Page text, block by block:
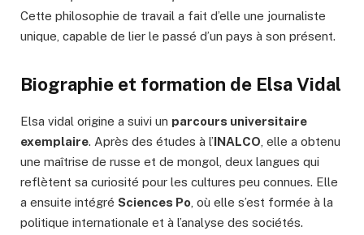
Cette philosophie de travail a fait d’elle une journaliste
unique, capable de lier le passé d’un pays à son présent.
Biographie et formation de Elsa Vidal
Elsa vidal origine a suivi un parcours universitaire
exemplaire. Après des études à l’ INALCO, elle a obtenu
une maîtrise de russe et de mongol, deux langues qui
reflètent sa curiosité pour les cultures peu connues. Elle
a ensuite intégré Sciences Po, où elle s’est formée à la
politique internationale et à l’analyse des sociétés.